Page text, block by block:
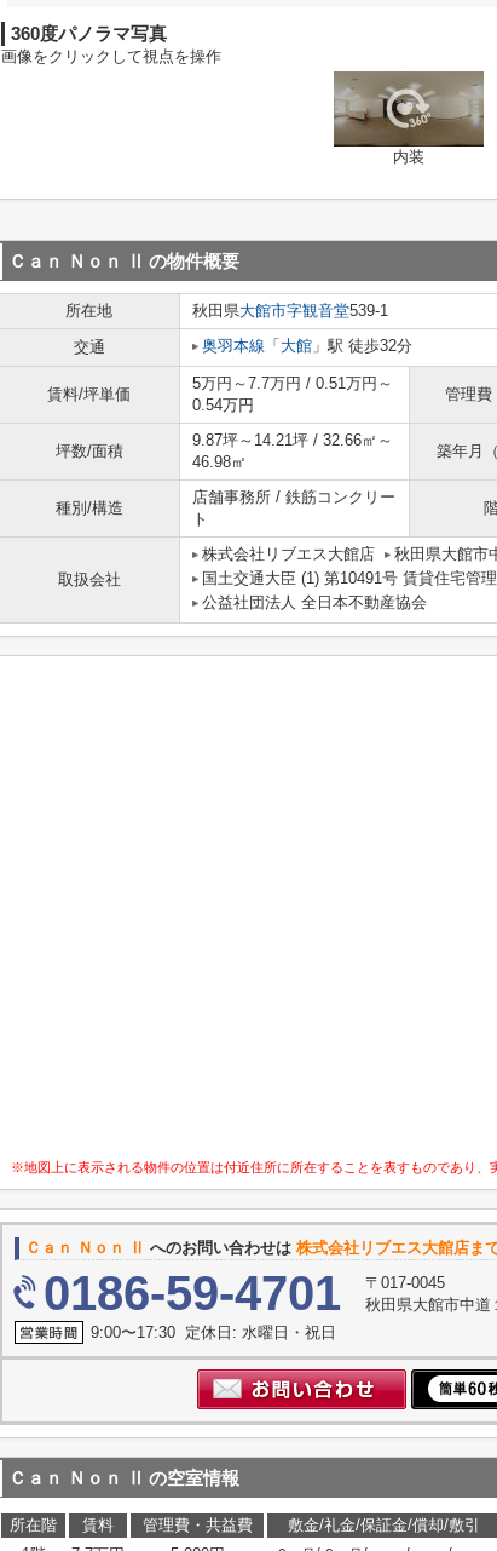
360度パノラマ写真
画像をクリックして視点を操作
内装
Ｃａｎ Ｎｏｎ Ⅱ の物件概要
所在地 秋田県大館市字観音堂539-1
交通
奥羽本線 「 大館 」駅 徒歩32分
賃料/坪単価
5万円～7.7万円 / 0.51万円～
0.54万円
管理費
坪数/面積
9.87坪～14.21坪 / 32.66㎡～
46.98㎡
築年月
種別/構造
店舗事務所 / 鉄筋コンクリー
ト
取扱会社
株式会社リブエス大館店 秋田県大館市
国土交通大臣 (1) 第10491号 賃貸住宅管
公益社団法人 全日本不動産協会
※地図上に表示される物件の位置は付近住所に所在することを表すものであり、
Ｃａｎ Ｎｏｎ Ⅱ へのお問い合わせは 株式会社リブエス大館店ま
0186-59-4701
〒017-0045
秋田県大館市中道
9:00〜17:30 定休日: 水曜日・祝日
Ｃａｎ Ｎｏｎ Ⅱ の空室情報
所在階 賃料 管理費・共益費 敷金/礼金/保証金/償却/敷引